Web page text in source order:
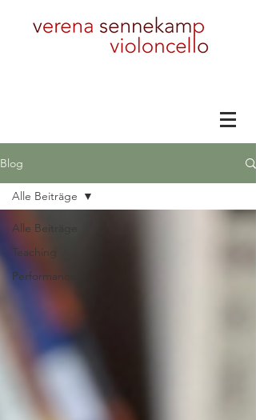
Blog
Alle Beiträge
Teaching
Performance
Alle Beiträge